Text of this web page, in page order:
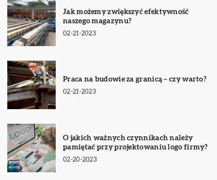
Jak możemy zwiększyć efektywność
naszego magazynu?
02-21-2023
Praca na budowie za granicą – czy warto?
02-21-2023
O jakich ważnych czynnikach należy
pamiętać przy projektowaniu logo firmy?
02-20-2023